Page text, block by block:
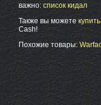
важно: список кидал
Также вы можете
Cash!
Похожие товары: